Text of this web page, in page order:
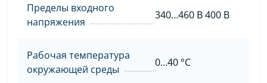
Пределы входного
напряжения
340…460 В 400 B
Рабочая температура
окружающей среды
0…40 °C